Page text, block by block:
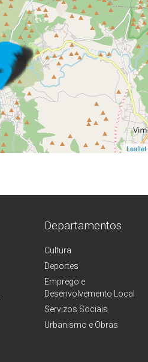
Leaflet
Departamentos
Cultura
Deportes
Emprego e
Desenvolvemento Local
Servizos Sociais
Urbanismo e Obras